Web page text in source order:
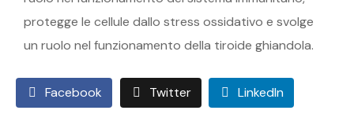
protegge le cellule dallo stress ossidativo e svolge
un ruolo nel funzionamento della tiroide ghiandola.
Facebook Twitter LinkedIn